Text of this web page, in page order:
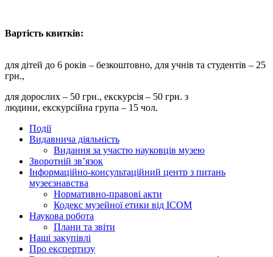
Вартість квитків:
для дітей до 6 років – безкоштовно, для учнів та студентів – 25
грн.,
для дорослих – 50 грн., екскурсія – 50 грн. з
людини, екскурсійна група – 15 чол.
Події
Видавнича діяльність
Видання за участю науковців музею
Зворотній зв’язок
Інформаційно-консультаційний центр з питань
музеєзнавства
Нормативно-правові акти
Кодекс музейної етики від ІСОМ
Наукова робота
Плани та звіти
Наші закупівлі
Про експертизу